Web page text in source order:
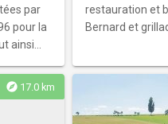
par
pour la
ainsi
Saints
à
on
restauration et
Bernard et
explore 17.0 km